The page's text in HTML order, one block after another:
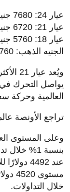
عيار 24: 7680 جنيهًا للجرام.
عيار 21: 6720 جنيهًا للجرام.
عيار 18: 5760 جنيهًا للجرام.
الجنيه الذهب: 53760 جنيهًا.
ويُعد
يواصل التحرك
العالمية وحركة
تراجع الأونصة
وعلى المستوى
بنسبة 1%
عند 4492
خلال التداولات.